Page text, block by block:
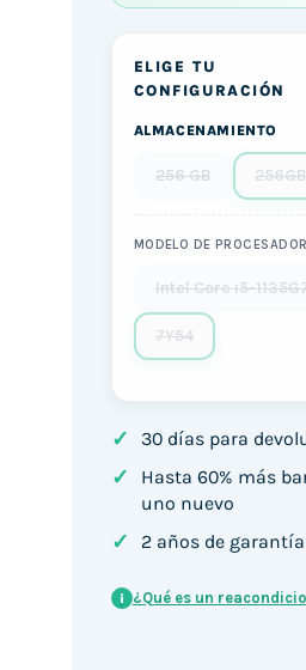
ELIGE TU
CONFIGURACIÓN
ALMACENAMIENTO
256 GB 256GB
MODELO DE PROCESADOR
Intel Core i5-
7Y54
✓ 30 días para
✓
Hasta 60% más
uno nuevo
✓ 2 años de garantía
i ¿Qué es un